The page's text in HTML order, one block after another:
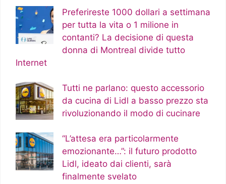
Preferireste 1000 dollari a settimana
per tutta la vita o 1 milione in
contanti? La decisione di questa
donna di Montreal divide tutto
Internet
Tutti ne parlano: questo accessorio
da cucina di Lidl a basso prezzo sta
rivoluzionando il modo di cucinare
“L’attesa era particolarmente
emozionante…”: il futuro prodotto
Lidl, ideato dai clienti, sarà
finalmente svelato